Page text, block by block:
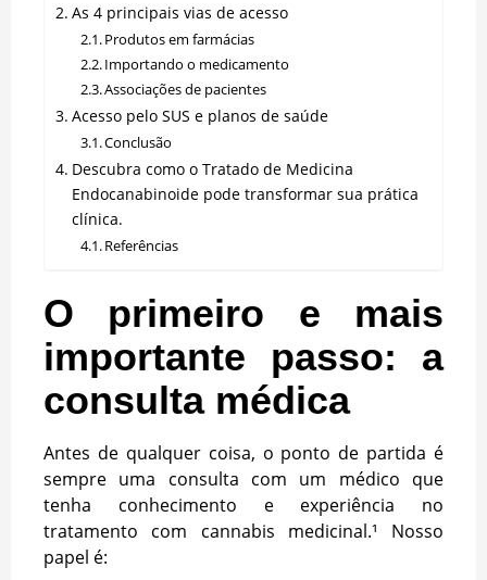
As 4 principais vias de acesso
Produtos em farmácias
Importando o medicamento
Associações de pacientes
Acesso pelo SUS e planos de saúde
Conclusão
Descubra como o Tratado de Medicina
Endocanabinoide pode transformar sua prática
clínica.
Referências
O primeiro e mais
importante passo: a
consulta médica
Antes de qualquer coisa, o ponto de partida é
sempre uma consulta com um médico que
tenha conhecimento e experiência no
tratamento com cannabis medicinal.¹ Nosso
papel é: